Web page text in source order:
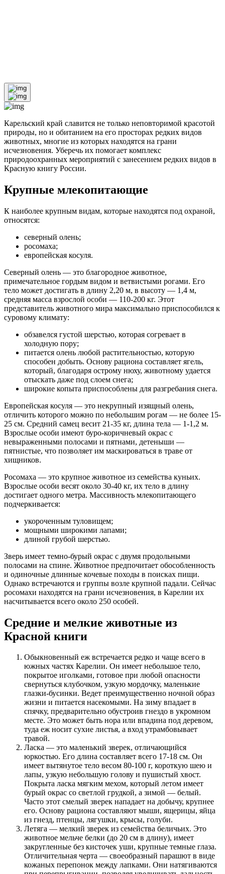
Карельский край славится не только неповторимой красотой
природы, но и обитанием на его просторах редких видов
животных, многие из которых находятся на грани
исчезновения. Уберечь их помогает комплекс
природоохранных мероприятий с занесением редких видов в
Красную книгу России.
Крупные млекопитающие
К наиболее крупным видам, которые находятся под охраной,
относятся:
северный олень;
росомаха;
европейская косуля.
Северный олень — это благородное животное,
примечательное гордым видом и ветвистыми рогами. Его
тело может достигать в длину 2,20 м, в высоту — 1,4 м,
средняя масса взрослой особи — 110-200 кг. Этот
представитель животного мира максимально приспособился к
суровому климату:
обзавелся густой шерстью, которая согревает в
холодную пору;
питается олень любой растительностью, которую
способен добыть. Основу рациона составляет ягель,
который, благодаря острому нюху, животному удается
отыскать даже под слоем снега;
широкие копыта приспособлены для разгребания снега.
Европейская косуля — это некрупный изящный олень,
отличить которого можно по небольшим рогам — не более 15-
25 см. Средний самец весит 21-35 кг, длина тела — 1-1,2 м.
Взрослые особи имеют буро-коричневый окрас с
невыраженными полосами и пятнами, детеныши —
пятнистые, что позволяет им маскироваться в траве от
хищников.
Росомаха — это крупное животное из семейства куньих.
Взрослые особи весят около 30-40 кг, их тело в длину
достигает одного метра. Массивность млекопитающего
подчеркивается:
укороченным туловищем;
мощными широкими лапами;
длиной грубой шерстью.
Зверь имеет темно-бурый окрас с двумя продольными
полосами на спине. Животное предпочитает обособленность
и одиночные длинные кочевые походы в поисках пищи.
Однако встречаются и группы возле крупной падали. Сейчас
росомахи находятся на грани исчезновения, в Карелии их
насчитывается всего около 250 особей.
Средние и мелкие животные из
Красной книги
Обыкновенный еж встречается редко и чаще всего в
южных частях Карелии. Он имеет небольшое тело,
покрытое иголками, готовое при любой опасности
свернуться клубочком, узкую мордочку, маленькие
глазки-бусинки. Ведет преимущественно ночной образ
жизни и питается насекомыми. На зиму впадает в
спячку, предварительно обустроив гнездо в укромном
месте. Это может быть нора или впадина под деревом,
туда еж носит сухие листья, а вход утрамбовывает
травой.
Ласка — это маленький зверек, отличающийся
юркостью. Его длина составляет всего 17-18 см. Он
имеет вытянутое тело весом 80-100 г, короткую шею и
лапы, узкую небольшую голову и пушистый хвост.
Покрыта ласка мягким мехом, который летом имеет
бурый окрас со светлой грудкой, а зимой — белый.
Часто этот смелый зверек нападает на добычу, крупнее
его. Основу рациона составляют мыши, ящерицы, яйца
из гнезд, птенцы, лягушки, крысы, голуби.
Летяга — мелкий зверек из семейства беличьих. Это
животное мельче белки (до 20 см в длину), имеет
закругленные без кисточек уши, крупные темные глаза.
Отличительная черта — своеобразный парашют в виде
кожаных перепонок между лапками. Они натягиваются